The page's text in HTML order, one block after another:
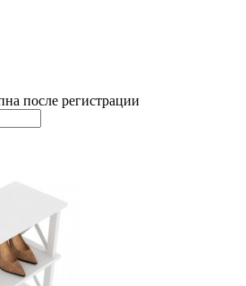
после регистрации